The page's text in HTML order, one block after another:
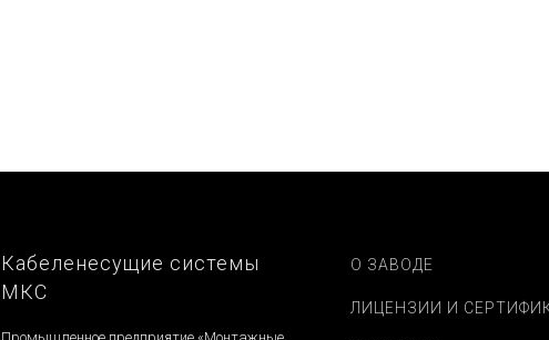
Кабеленесущие системы
МКС
О ЗАВОДЕ
ЛИЦЕНЗИИ И